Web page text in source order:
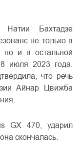
Натии Бахтадзе
не только в
но и в остальной
июля 2023 года.
что речь
Айнар Цвижба
GX 470, ударил
скончалась.